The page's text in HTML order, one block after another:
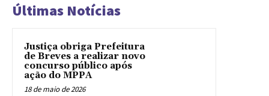
Últimas Notícias
Justiça obriga Prefeitura
de Breves a realizar novo
concurso público após
ação do MPPA
18 de maio de 2026